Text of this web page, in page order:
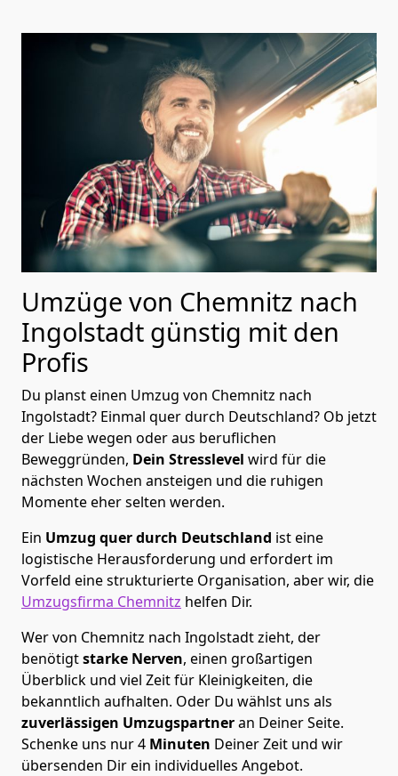
Umzüge von Chemnitz nach
Ingolstadt günstig mit den
Profis
Du planst einen Umzug von Chemnitz nach
Ingolstadt? Einmal quer durch Deutschland? Ob jetzt
der Liebe wegen oder aus beruflichen
Beweggründen, Dein Stresslevel wird für die
nächsten Wochen ansteigen und die ruhigen
Momente eher selten werden.
Ein Umzug quer durch Deutschland ist eine
logistische Herausforderung und erfordert im
Vorfeld eine strukturierte Organisation, aber wir, die
Umzugsfirma Chemnitz helfen Dir.
Wer von Chemnitz nach Ingolstadt zieht, der
benötigtstarke Nerven, einen großartigen
Überblick und viel Zeit für Kleinigkeiten, die
bekanntlich aufhalten. Oder Du wählst uns als
zuverlässigen Umzugspartneran Deiner Seite.
Schenke uns nur4 Minuten Deiner Zeit und wir
übersenden Dir ein individuelles Angebot.